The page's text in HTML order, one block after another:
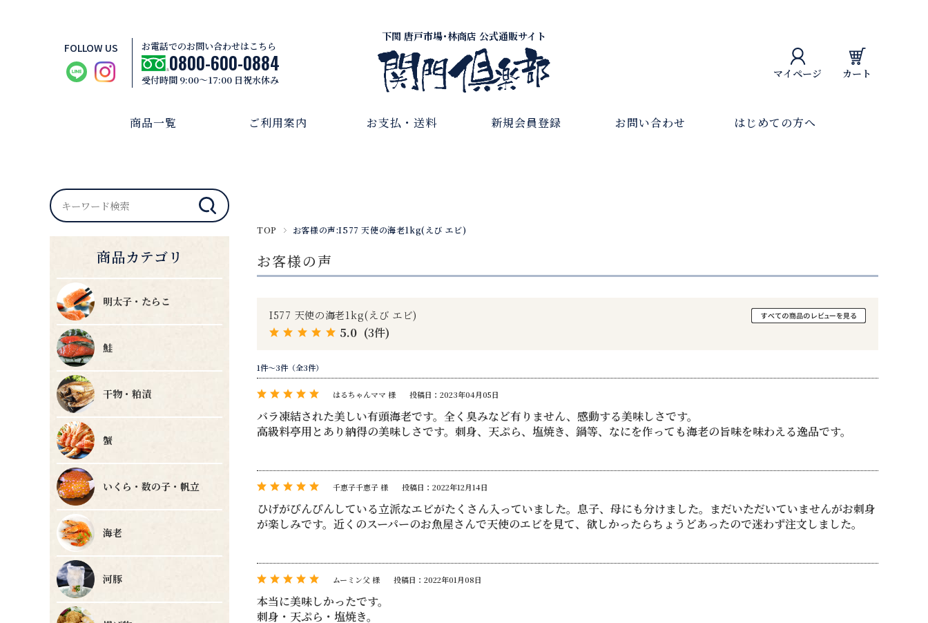
FOLLOW US お電話でのお問い合わせはこちら
0800-600-0884
受付時間 9:00～17:00 日祝水休み
下関 唐戸市場･林商店 公式通販サイト
マイページ カート
商品一覧 ご利用案内 お支払・送料 新規会員登録 お問い合わせ はじめての方へ
TOP お客様の声:I577 天使の海老1kg(えび エビ)
お客様の声
I577 天使の海老1kg(えび エビ)
5.0 (3件)
1件～3件（全3件）
はるちゃんママ 様 投稿日：2023年04月05日
バラ凍結された美しい有頭海老です。全く臭みなど有りません、感動する美味しさです。
高級料亭用とあり納得の美味しさです。刺身、天ぷら、塩焼き、鍋等、なにを作っても海老の旨味を味わえる逸品です。
千恵子千恵子 様 投稿日：2022年12月14日
ひげがぴんぴんしている立派なエビがたくさん入っていました。息子、母にも分けました。まだいただいていませんがお刺身
が楽しみです。近くのスーパーのお魚屋さんで天使のエビを見て、欲しかったらちょうどあったので迷わず注文しました。
ムーミン父 様 投稿日：2022年01月08日
本当に美味しかったです。
刺身・天ぷら・塩焼き。
商品カテゴリ
明太子・たらこ
鮭
干物・粕漬
蟹
いくら・数の子・帆立
海老
河豚